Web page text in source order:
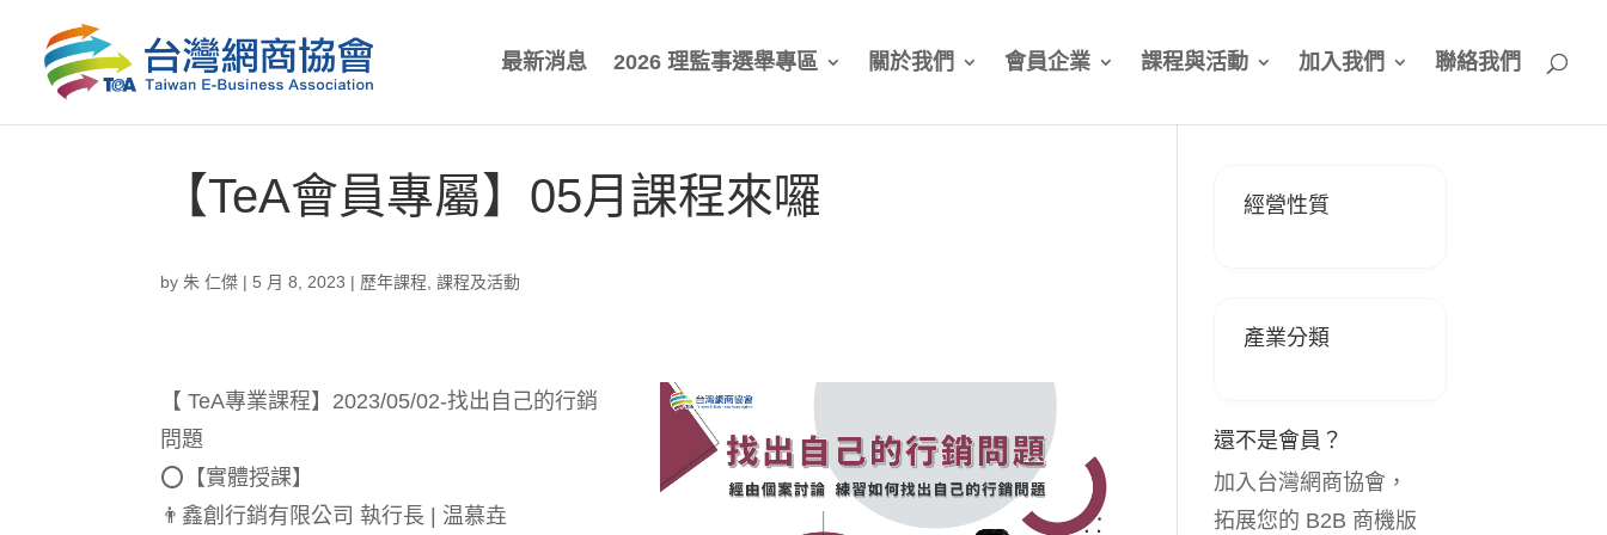
最新消息 2026 理監事選舉專區 關於我們 會員企業 課程與活動 加入我們 聯絡我們
【TeA會員專屬】05月課程來囉
by朱 仁傑 | 5 月 8, 2023 | 歷年課程 ,課程及活動
【 TeA專業課程】2023/05/02-找出自己的行銷
問題
⭕️【實體授課】
👨‍鑫創行銷有限公司 執行長 | 温慕垚
經營性質
產業分類
還不是會員？
加入台灣網商協會，
拓展您的 B2B 商機版